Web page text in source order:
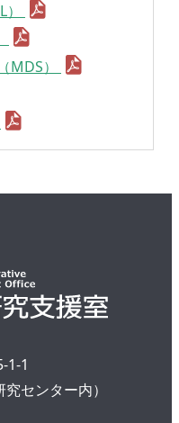
MDS）
1-1
センター内）